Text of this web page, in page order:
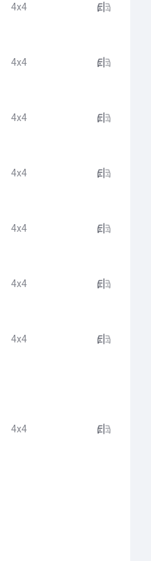
4x4
4x4
4x4
4x4
4x4
4x4
4x4
4x4